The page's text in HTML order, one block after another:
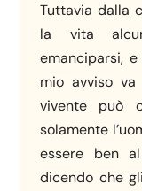
Tuttavia dalla
la vita
emanciparsi,
mio avviso va
vivente può
solamente
essere ben
dicendo che